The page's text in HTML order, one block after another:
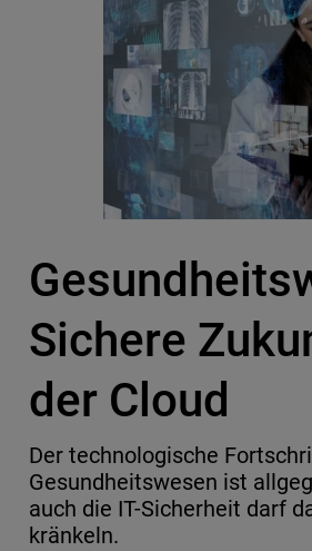
Sichere
der Cloud
Der technologische
Gesundheitswesen ist
auch die IT-Sicherheit darf
kränkeln.